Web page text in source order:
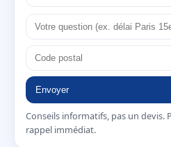
Envoyer
Conseils informatifs, pas un devis.
rappel immédiat.